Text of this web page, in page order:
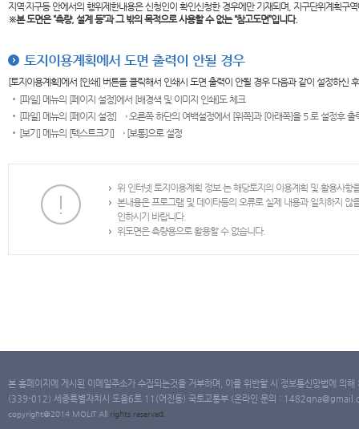
지역·지구등 안에서의 행위제한내용은 신청인이 확인신청한 경우에만 기재되며, 지구단위계획
※본 도면은“측량, 설계 등”과 그 밖의 목적으로 사용할 수 없는 “참고도면”입니다.
토지이용계획에서 도면 출력이 안될 경우
[토지이용계획]에서 [인쇄] 버튼을 클릭해서 인쇄시 도면 출력이 안될 경우 다음과 같이 설정하신
[파일] 메뉴의 [페이지 설정]에서 [배경색 및 이미지 인쇄]도 체크
[파일] 메뉴의 [페이지 설정] → 오른쪽 하단의 여백설정에서 [위쪽]과 [아래쪽]을 5 로 설정후 출
[보기] 메뉴의 [텍스트크기] → [보통]으로 설정
위 인터넷 토지이용계획 정보 는 해당토지의 이용계획 및 활용사
본내용은 프로그램 및 데이타등의 오류로 실제 내용과 일치하지
인하시기 바랍니다.
위도면은 측량용으로 활용할 수 없습니다.
본 홈페이지에 게시된 이메일주소가 수집되는것을 거부하며, 이를 위반할 시 정보통신망법에 의
(339-012) 세종특별자치시 도움6로 11(어진동) 국토교통부 (온라인 문의 :
copyright@2014 MOLIT All rights reserved.